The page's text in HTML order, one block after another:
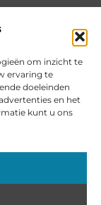
om inzicht te
ervaring te
doeleinden
en het
kunt u ons
ons Ons team
Inkomensbron